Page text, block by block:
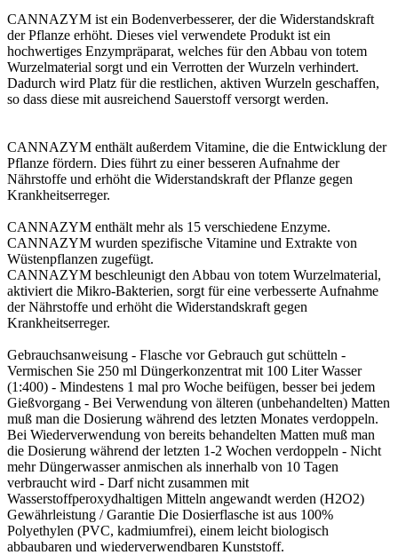
CANNAZYM ist ein Bodenverbesserer, der die Widerstandskraft
der Pflanze erhöht. Dieses viel verwendete Produkt ist ein
hochwertiges Enzympräparat, welches für den Abbau von totem
Wurzelmaterial sorgt und ein Verrotten der Wurzeln verhindert.
Dadurch wird Platz für die restlichen, aktiven Wurzeln geschaffen,
so dass diese mit ausreichend Sauerstoff versorgt werden.
CANNAZYM enthält außerdem Vitamine, die die Entwicklung der
Pflanze fördern. Dies führt zu einer besseren Aufnahme der
Nährstoffe und erhöht die Widerstandskraft der Pflanze gegen
Krankheitserreger.
CANNAZYM enthält mehr als 15 verschiedene Enzyme.
CANNAZYM wurden spezifische Vitamine und Extrakte von
Wüstenpflanzen zugefügt.
CANNAZYM beschleunigt den Abbau von totem Wurzelmaterial,
aktiviert die Mikro-Bakterien, sorgt für eine verbesserte Aufnahme
der Nährstoffe und erhöht die Widerstandskraft gegen
Krankheitserreger.
Gebrauchsanweisung - Flasche vor Gebrauch gut schütteln -
Vermischen Sie 250 ml Düngerkonzentrat mit 100 Liter Wasser
(1:400) - Mindestens 1 mal pro Woche beifügen, besser bei jedem
Gießvorgang - Bei Verwendung von älteren (unbehandelten) Matten
muß man die Dosierung während des letzten Monates verdoppeln.
Bei Wiederverwendung von bereits behandelten Matten muß man
die Dosierung während der letzten 1-2 Wochen verdoppeln - Nicht
mehr Düngerwasser anmischen als innerhalb von 10 Tagen
verbraucht wird - Darf nicht zusammen mit
Wasserstoffperoxydhaltigen Mitteln angewandt werden (H2O2)
Gewährleistung / Garantie Die Dosierflasche ist aus 100%
Polyethylen (PVC, kadmiumfrei), einem leicht biologisch
abbaubaren und wiederverwendbaren Kunststoff.